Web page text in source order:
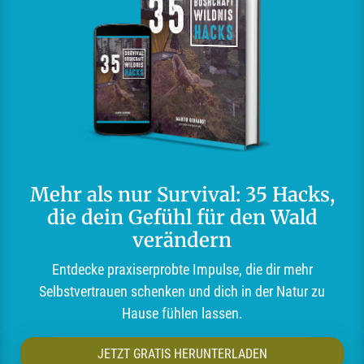
Mehr als nur Survival: 35 Hacks,
die dein Gefühl für den Wald
verändern
Entdecke praxiserprobte Impulse, die dir mehr
Selbstvertrauen schenken und dich in der Natur zu
Hause fühlen lassen.
JETZT GRATIS HERUNTERLADEN